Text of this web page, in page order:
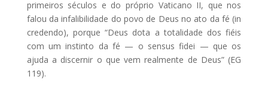
primeiros séculos e do próprio Vaticano II, que nos
falou da infalibilidade do povo de Deus no ato da fé (in
credendo), porque “Deus dota a totalidade dos fiéis
com um instinto da fé — o sensus fidei — que os
ajuda a discernir o que vem realmente de Deus” (EG
119).